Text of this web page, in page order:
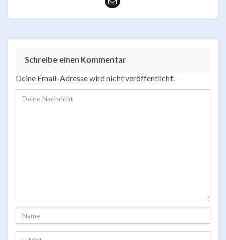
Schreibe einen Kommentar
Deine Email-Adresse wird nicht veröffentlicht.